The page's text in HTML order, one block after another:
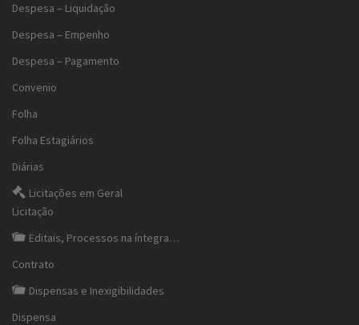
Despesa – Liquidação
Despesa – Empenho
Despesa – Pagamento
Convenio
Folha
Folha Estagiários
Diárias
Licitações em Geral
Licitação
Editais, Processos na íntegra…
Contrato
Dispensas e Inexigibilidades
Dispensa